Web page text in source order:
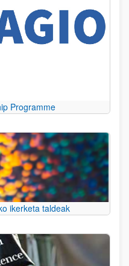
Programme
ikerketa taldeak